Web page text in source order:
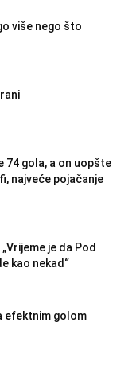
više nego što
74 gola, a on uopšte
najveće pojačanje
je da Pod
kao nekad“
efektnim golom